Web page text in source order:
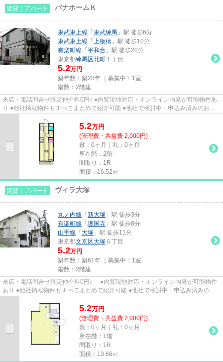
賃貸｜アパート パナホームＫ
東武東上線 「 東武練馬 」駅 徒歩6分
東武東上線 「 上板橋 」駅 徒歩10分
有楽町線 「 平和台 」駅 徒歩20分
東京都練馬区北町 １丁目
5.2万円
築年数：築28年 ｜募集中： 1室
階数：2階建
来店・電話問合せ限定仲介料0円♪ ●内覧現地対応・オンライン内見が可能物件あ
り ●他社掲載物件もすべてまとめて紹介可能 ●他社で検討中・申込み済みのお客
5.2万円
(管理費・共益費 2,000円)
敷：0ヶ月｜礼：0ヶ月
所在階：2階
間取り：1R
面積：16.52㎡
賃貸｜アパート ヴィラ大塚
丸ノ内線 「 新大塚 」駅 徒歩3分
有楽町線 「 護国寺 」駅 徒歩8分
山手線 「 大塚 」駅 徒歩11分
東京都文京区大塚 ５丁目
5.2万円
築年数：築61年 ｜募集中： 1室
階数：2階建
来店・電話問合せ限定仲介料0円♪ ●内覧現地対応・オンライン内見が可能物件
あり ●他社掲載物件もすべてまとめて紹介可能 ●他社で検討中・申込み済みのお
5.2万円
(管理費・共益費 2,000円)
敷：0ヶ月｜礼：0ヶ月
所在階：1階
間取り：1R
面積：13.66㎡